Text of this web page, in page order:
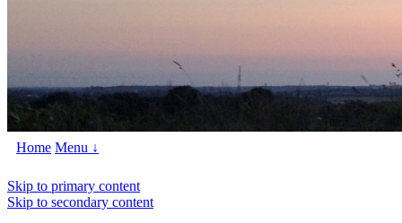
Home Menu ↓
Skip to primary content
Skip to secondary content